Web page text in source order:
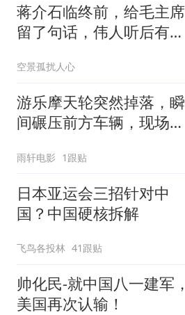
蒋介石临终前，给毛主席
留了句话，伟人听后有什
空景孤扰人心
游乐摩天轮突然掉落，瞬
间碾压前方车辆，现场状
雨轩电影 1跟贴
日本亚运会三招针对中
国？中国硬核拆解
飞鸟各投林 41跟贴
帅化民-就中国八一建军，
美国再次认输！